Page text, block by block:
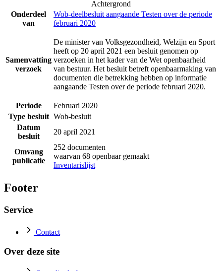
Achtergrond
Onderdeel
van
Wob-deelbesluit aangaande Testen over de periode
februari 2020
Samenvatting
verzoek
De minister van Volksgezondheid, Welzijn en Sport
heeft op 20 april 2021 een besluit genomen op
verzoeken in het kader van de Wet openbaarheid
van bestuur. Het besluit betreft openbaarmaking van
documenten die betrekking hebben op informatie
aangaande Testen over de periode februari 2020.
Periode
Februari 2020
Type besluit Wob-besluit
Datum
besluit
20 april 2021
Omvang
publicatie
252 documenten
waarvan 68 openbaar gemaakt
Inventarislijst
Footer
Service
Contact
Over deze site